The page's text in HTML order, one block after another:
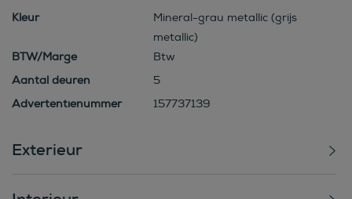
Kleur
Mineral-grau metallic (grijs
metallic)
BTW/Marge
Btw
Aantal deuren
5
Advertentienummer
157737139
Exterieur